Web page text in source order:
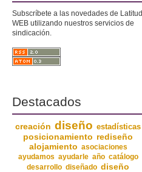
Subscríbete a las novedades de Latitud
WEB utilizando nuestros servicios de
sindicación.
Destacados
creación diseño estadísticas
posicionamiento rediseño
alojamiento asociaciones
ayudamos ayudarle año catálogo
desarrollo diseñado diseño